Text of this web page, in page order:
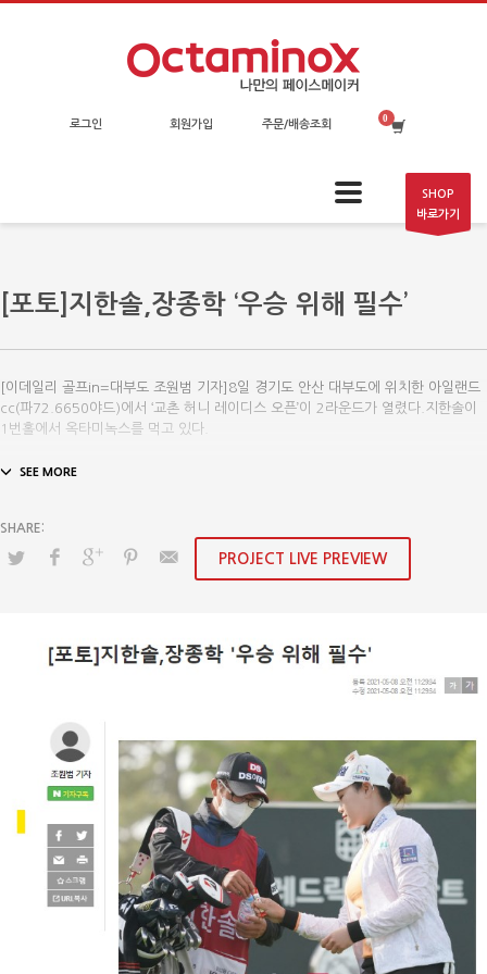
로그인 회원가입 주문/배송조회
SHOP
바로가기
[포토]지한솔,장종학 ‘우승 위해 필수’
[이데일리 골프in=대부도 조원범 기자]8일 경기도 안산 대부도에 위치한 아일랜드
cc(파72.6650야드)에서 ‘교촌 허니 레이디스 오픈’이 2라운드가 열렸다.지한솔이
1번홀에서 옥타미녹스를 먹고 있다.
PROJECT LIVE PREVIEW